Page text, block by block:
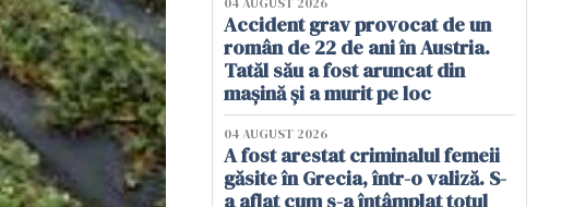
Accident grav provocat de un
român de 22 de ani în Austria.
Tatăl său a fost aruncat din
mașină și a murit pe loc
04 AUGUST 2026
A fost arestat criminalul femeii
găsite în Grecia, într-o valiză. S-
a aflat cum s-a întâmplat totul